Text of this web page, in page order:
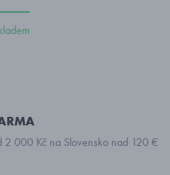
2 000 Kč na Slovensko nad 120 €